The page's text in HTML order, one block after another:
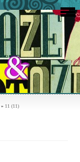
» 11 (11)